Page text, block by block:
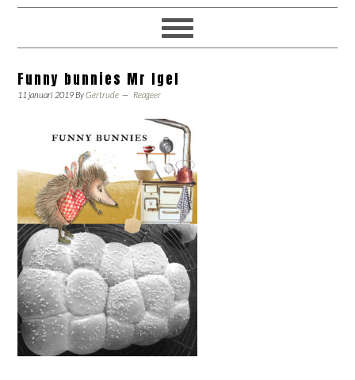
Funny bunnies Mr Igel
11 januari 2019ByGertrude Reageer